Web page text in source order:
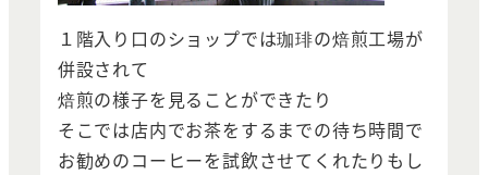
１階入り口のショップでは珈琲の焙煎工場が
併設されて
焙煎の様子を見ることができたり
そこでは店内でお茶をするまでの待ち時間で
お勧めのコーヒーを試飲させてくれたりもし